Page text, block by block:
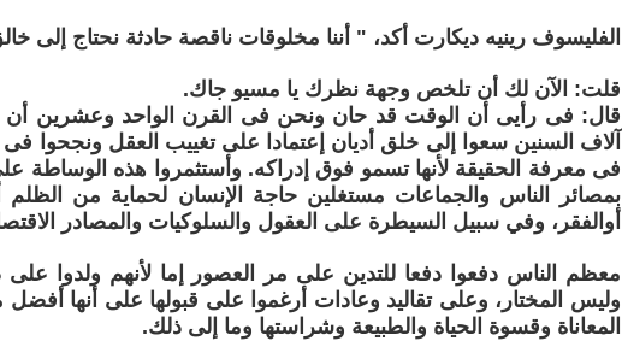
الفليسوف رينيه ديكارت أكد، " أننا مخلوقات ناقصة حادثة نحتاج إلى
قلت: الآن لك أن تلخص وجهة نظرك يا مسيو جاك.
قال: فى رأيى أن الوقت قد حان ونحن فى القرن الواحد وعشرين
آلاف السنين سعوا إلى خلق أديان إعتمادا على تغييب العقل ونجحوا فى
فى معرفة الحقيقة لأنها تسمو فوق إدراكه. وأستثمروا هذه الوساطة
بمصائر الناس والجماعات مستغلين حاجة الإنسان لحماية من الظلم
أوالفقر، وفي سبيل السيطرة على العقول والسلوكيات والمصادر
معظم الناس دفعوا دفعا للتدين على مر العصور إما لأنهم ولدوا
وليس المختار، وعلى تقاليد وعادات أرغموا على قبولها على أنها
المعاناة وقسوة الحياة والطبيعة وشراستها وما إلى ذلك.